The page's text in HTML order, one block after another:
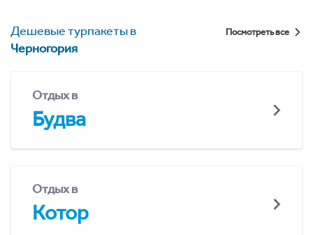
Дешевые турпакеты в
Черногория
Посмотреть все
Отдых в
Будва
Отдых в
Котор